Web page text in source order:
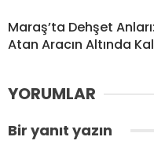
Maraş’ta Dehşet
Atan Aracın Altında
YORUMLAR
Bir yanıt yazın